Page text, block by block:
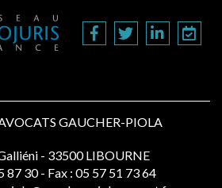
GAUCHER-PIOLA
- 33500 LIBOURNE
87 30 - Fax : 05 57 51 73 64